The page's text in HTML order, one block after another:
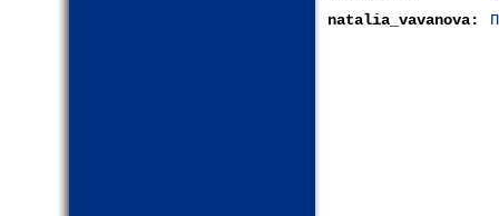
natalia_vavanova: